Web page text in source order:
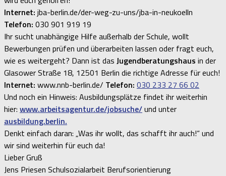
Internet: jba-berlin.de/der-weg-zu-uns/jba-in-neukoelln
Telefon: 030 901 919 19
Ihr sucht unabhängige Hilfe außerhalb der Schule, wollt
Bewerbungen prüfen und überarbeiten lassen oder fragt euch,
wie es weitergeht? Dann ist das Jugendberatungshaus in der
Glasower Straße 18, 12501 Berlin die richtige Adresse für euch!
Internet: www.nnb-berlin.de/ Telefon: 030 233 27 66 02
Und noch ein Hinweis: Ausbildungsplätze findet ihr weiterhin
hier: www.arbeitsagentur.de/jobsuche/und unter
ausbildung.berlin.
Denkt einfach daran: „Was ihr wollt, das schafft ihr auch!“ und
wir sind weiterhin für euch da!
Lieber Gruß
Jens Priesen Schulsozialarbeit Berufsorientierung